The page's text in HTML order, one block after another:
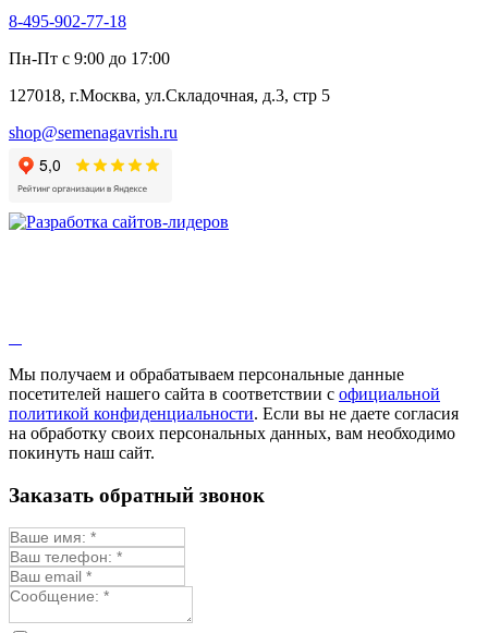
Алтей
Бессмертник
Валериана
Валерианелла
Гибискус лекарственный
Девясил
Душица
Змееголовник
Мыльнянка
Мята
Овсяный корень
Огуречная трава
Пустырник
Репешок
Синюха
Смесь лекарственных
8-495-902-77-18
Пн-Пт с 9:00 до 17:00
127018, г.Москва, ул.Складочная, д.3, стр 5
shop@semenagavrish.ru
Мы получаем и обрабатываем персональные данные
посетителей нашего сайта в соответствии с официальной
политикой конфиденциальности. Если вы не даете согласия
на обработку своих персональных данных, вам необходимо
покинуть наш сайт.
Заказать обратный звонок